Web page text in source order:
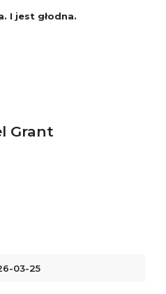
I jest głodna.
Grant
03-25